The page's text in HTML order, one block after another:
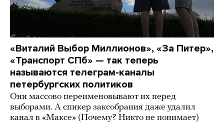
«Виталий Выбор Миллионов», «За Питер»,
«Транспорт СПб» — так теперь
называются телеграм-каналы
петербургских политиков
Они массово переименовывают их перед
выборами. А спикер заксобрания даже удалил
канал в «Максе» (Почему? Никто не понимает)